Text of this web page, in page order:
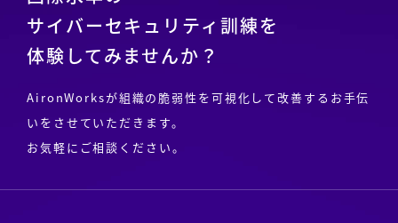
サイバーセキュリティ訓練を
体験してみませんか？
AironWorksが組織の脆弱性を可視化して改善するお手伝
いをさせていただきます。
お気軽にご相談ください。